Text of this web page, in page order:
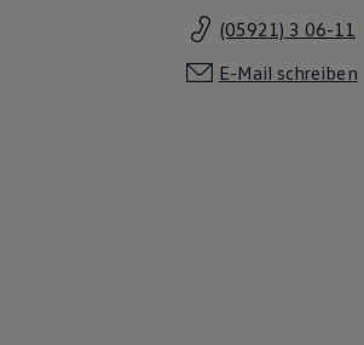
(05921) 3 06-11
E-Mail schreiben